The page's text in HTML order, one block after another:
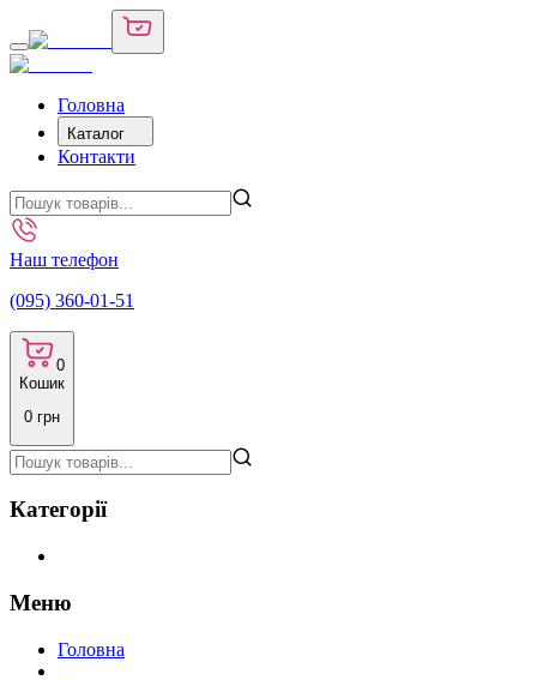
Головна
Каталог
Контакти
Наш телефон
(095) 360-01-51
0
Кошик
0 грн
Категорії
Меню
Головна